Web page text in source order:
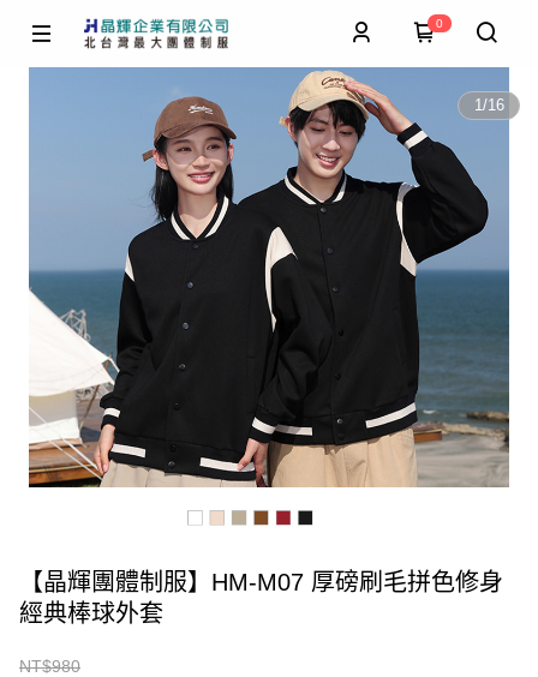
0
1/16
【晶輝團體制服】HM-M07 厚磅刷毛拼色修身
經典棒球外套
NT$980